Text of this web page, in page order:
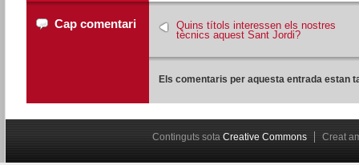
Cap comentari
Quins títols interessen els nostres
tècnics aquest Sant Jordi?
Els comentaris per aquesta entrada estan
Continguts sota Creative Commons Creat